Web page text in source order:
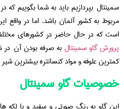
سمینتال بپردازیم باید به شما بگوییم که
مربوط به کشور آلمان باشد. اما در واقع
است که در حال حاضر در کشورهای
پرورش گاو سمینتال به صرفه بودن آن در
کمترین علوفه و مواد کنسانتره بیشترین
خصوصیات گاو سمینتال